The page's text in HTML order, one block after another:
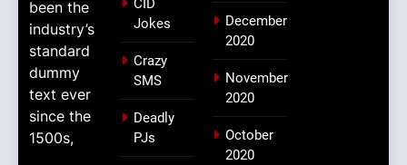
been the
industry’s
standard
dummy
text ever
since the
1500s,
CID
Jokes
Crazy
SMS
Deadly
PJs
December
2020
November
2020
October
2020